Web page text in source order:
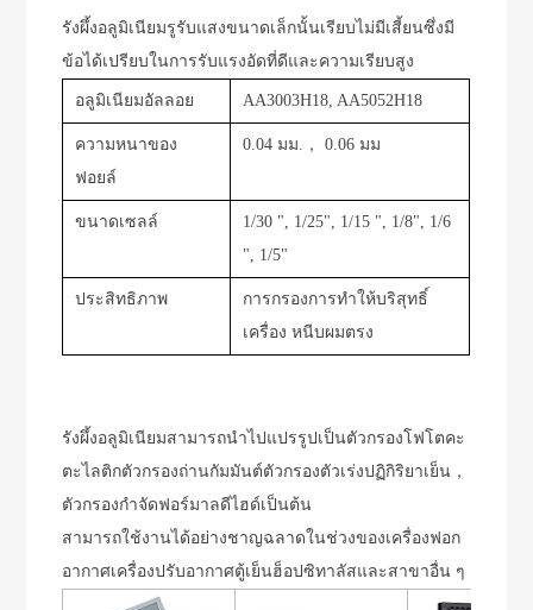
รังผึ้งอลูมิเนียมรูรับแสงขนาดเล็กนั้นเรียบไม่มีเสี้ยนซึ่งมี
ข้อได้เปรียบในการรับแรงอัดที่ดีและความเรียบสูง
อลูมิเนียมอัลลอย AA3003H18, AA5052H18
ความหนาของ
ฟอยล์
0.04 มม.， 0.06 มม
ขนาดเซลล์
1/30 ", 1/25", 1/15 ", 1/8", 1/6
", 1/5"
ประสิทธิภาพ
การกรองการทำให้บริสุทธิ์
เครื่อง หนีบผมตรง
รังผึ้งอลูมิเนียมสามารถนำไปแปรรูปเป็นตัวกรองโฟโตคะ
ตะไลติกตัวกรองถ่านกัมมันต์ตัวกรองตัวเร่งปฏิกิริยาเย็น，
ตัวกรองกำจัดฟอร์มาลดีไฮด์เป็นต้น
สามารถใช้งานได้อย่างชาญฉลาดในช่วงของเครื่องฟอก
อากาศเครื่องปรับอากาศตู้เย็นฮ็อปซิทาลัสและสาขาอื่น ๆ